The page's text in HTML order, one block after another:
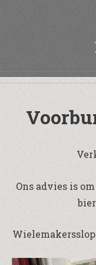
Ons advies is
Wielemakersslop